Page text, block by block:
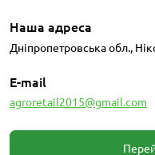
Наша адреса
Дніпропетровська обл.,
E-mail
agroretail2015@gmail.com